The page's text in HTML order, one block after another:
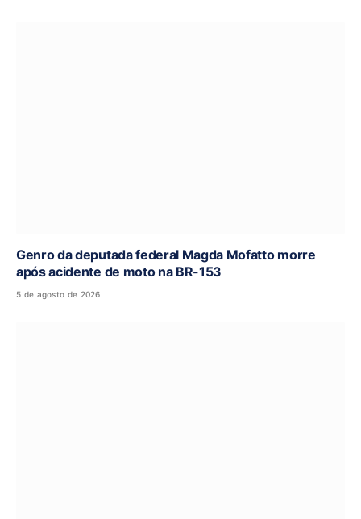
Genro da deputada federal Magda Mofatto morre
após acidente de moto na BR-153
5 de agosto de 2026